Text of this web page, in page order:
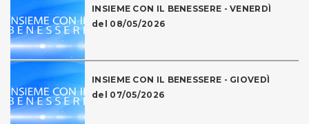
INSIEME CON IL BENESSERE - VENERDÌ
del 08/05/2026
INSIEME CON IL BENESSERE - GIOVEDÌ
del 07/05/2026